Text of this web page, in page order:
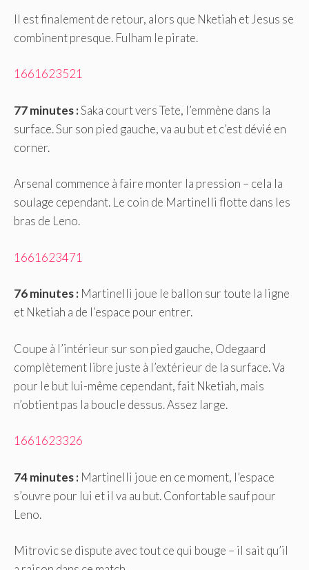
Il est finalement de retour, alors que Nketiah et Jesus se
combinent presque. Fulham le pirate.
1661623521
77 minutes :Saka court vers Tete, l’emmène dans la
surface. Sur son pied gauche, va au but et c’est dévié en
corner.
Arsenal commence à faire monter la pression – cela la
soulage cependant. Le coin de Martinelli flotte dans les
bras de Leno.
1661623471
76 minutes : Martinelli joue le ballon sur toute la ligne
et Nketiah a de l’espace pour entrer.
Coupe à l’intérieur sur son pied gauche, Odegaard
complètement libre juste à l’extérieur de la surface. Va
pour le but lui-même cependant, fait Nketiah, mais
n’obtient pas la boucle dessus. Assez large.
1661623326
74 minutes : Martinelli joue en ce moment, l’espace
s’ouvre pour lui et il va au but. Confortable sauf pour
Leno.
Mitrovic se dispute avec tout ce qui bouge – il sait qu’il